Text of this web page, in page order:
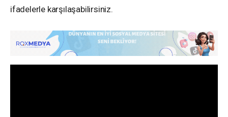
ifadelerle karşılaşabilirsiniz.